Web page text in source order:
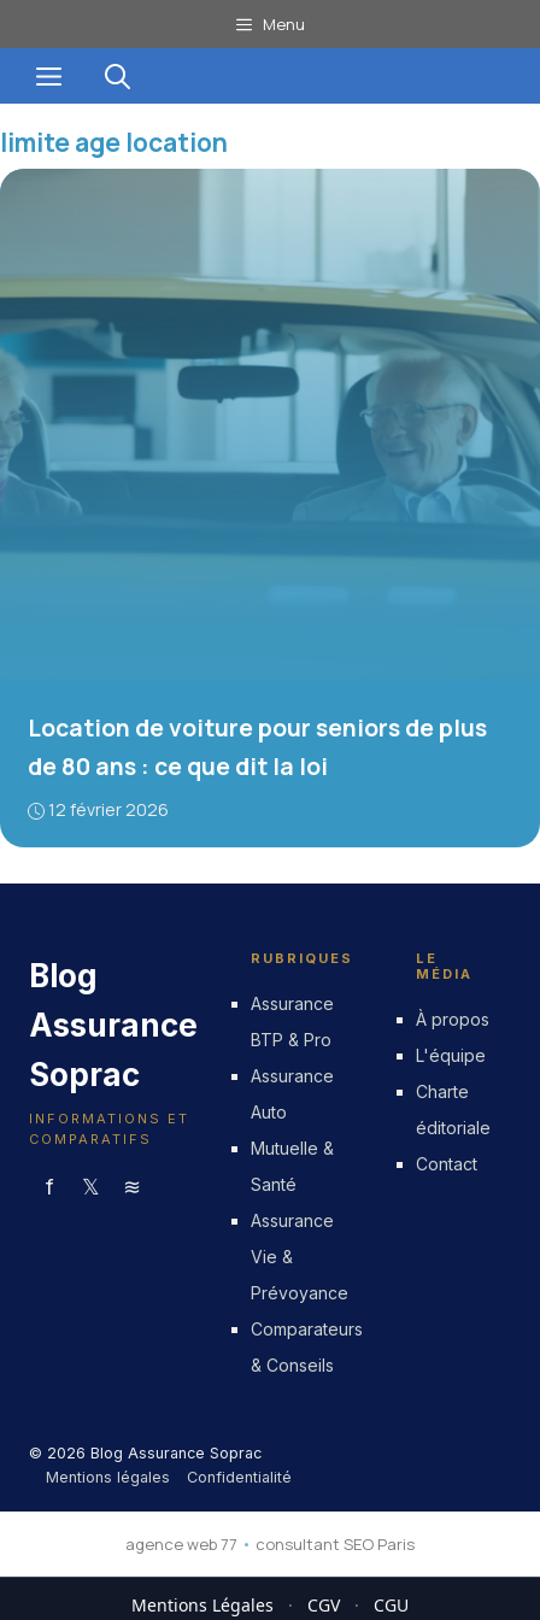
au
contenu
Menu
Menu
limite age location
Location de voiture pour seniors de plus
de 80 ans : ce que dit la loi
12 février 2026
Blog
Assurance
Soprac
INFORMATIONS ET
COMPARATIFS
f 𝕏 ≋
RUBRIQUES
Assurance
BTP & Pro
Assurance
Auto
Mutuelle &
Santé
Assurance
Vie &
Prévoyance
Comparateurs
& Conseils
LE
MÉDIA
À propos
L'équipe
Charte
éditoriale
Contact
© 2026 Blog Assurance Soprac
Mentions légales
Confidentialité
agence web 77 • consultant SEO Paris
Mentions Légales · CGV · CGU